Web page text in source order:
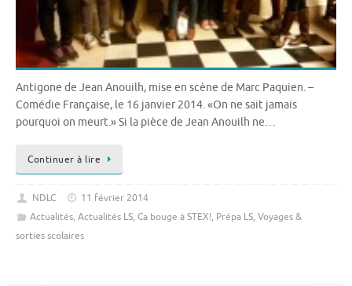
Antigone de Jean Anouilh, mise en scène de Marc Paquien. –
Comédie Française, le 16 janvier 2014. «On ne sait jamais
pourquoi on meurt.» Si la pièce de Jean Anouilh ne…
Continuer à lire
NDLC
11 février 2014
Actualités, Actualités LS, Ca bouge à STEX!, Prépa LS, Voyages &
sorties scolaires